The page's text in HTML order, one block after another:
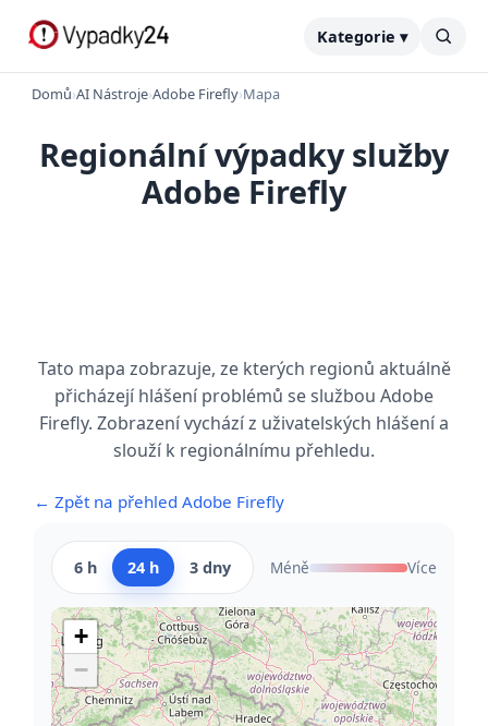
Kategorie ▾
Domů›AI Nástroje›Adobe Firefly›Mapa
Regionální výpadky služby
Adobe Firefly
Tato mapa zobrazuje, ze kterých regionů aktuálně
přicházejí hlášení problémů se službou Adobe
Firefly. Zobrazení vychází z uživatelských hlášení a
slouží k regionálnímu přehledu.
← Zpět na přehled Adobe Firefly
6 h 24 h 3 dny Méně Více
+
−